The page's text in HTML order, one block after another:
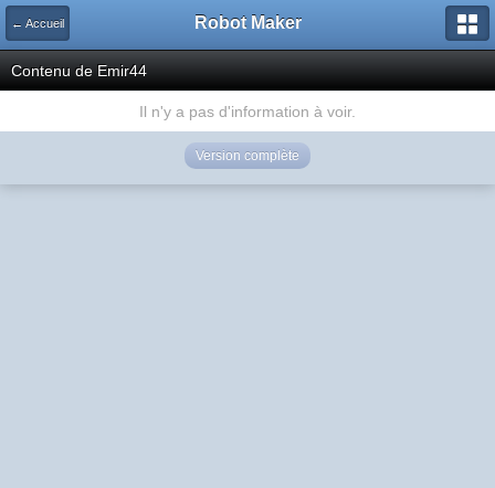
← Accueil Robot Maker
Contenu de Emir44
Il n'y a pas d'information à voir.
Version complète